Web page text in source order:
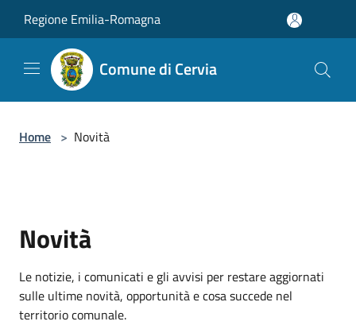
Regione Emilia-Romagna
Comune di Cervia
Home > Novità
Novità
Le notizie, i comunicati e gli avvisi per restare aggiornati
sulle ultime novità, opportunità e cosa succede nel
territorio comunale.